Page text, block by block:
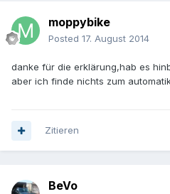
moppybike
Posted 17. August 2014
danke für die erklärung,hab es
aber ich finde nichts zum
Zitieren
BeVo